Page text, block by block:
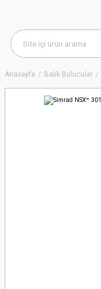
Anasayfa Balık Bulucular